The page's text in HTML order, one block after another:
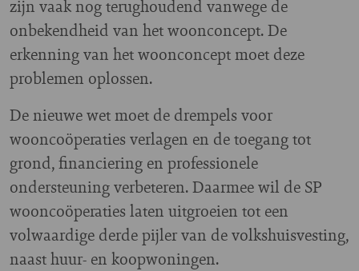
zijn vaak nog terughoudend vanwege de
onbekendheid van het woonconcept. De
erkenning van het woonconcept moet deze
problemen oplossen.
De nieuwe wet moet de drempels voor
wooncoöperaties verlagen en de toegang tot
grond, financiering en professionele
ondersteuning verbeteren. Daarmee wil de SP
wooncoöperaties laten uitgroeien tot een
volwaardige derde pijler van de volkshuisvesting,
naast huur- en koopwoningen.